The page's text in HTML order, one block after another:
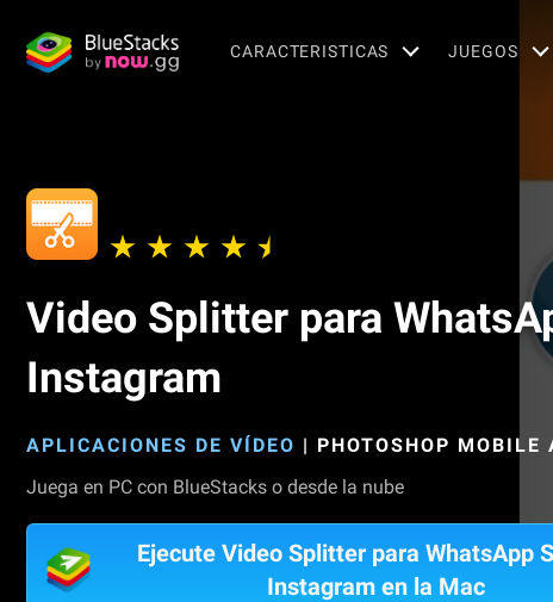
CARACTERISTICAS JUEGOS
Video Splitter para
Instagram
APLICACIONES DE VÍDEO | PHOTOSHOP MOBILE
Juega en PC con BlueStacks o desde la nube
Ejecute Video Splitter para WhatsApp
Instagram en la Mac